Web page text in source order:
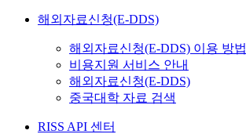
해외자료신청(E-DDS)
해외자료신청(E-DDS) 이용 방법
비용지원 서비스 안내
해외자료신청(E-DDS)
중국대학 자료 검색
RISS API 센터